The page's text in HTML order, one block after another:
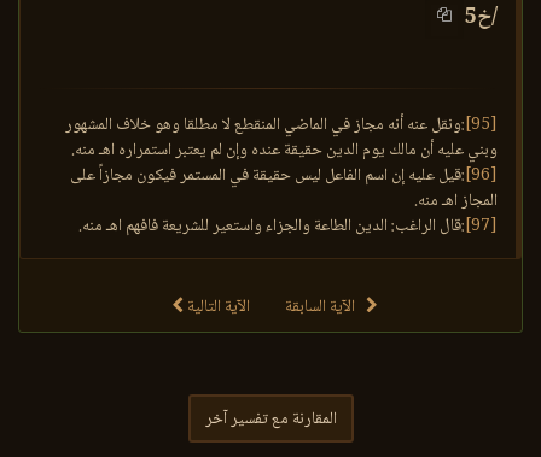
/خ5
[95]
:ونقل عنه أنه مجاز في الماضي المنقطع لا مطلقا وهو خلاف المشهور
وبني عليه أن مالك يوم الدين حقيقة عنده وإن لم يعتبر استمراره اهـ منه.
[96]
:قيل عليه إن اسم الفاعل ليس حقيقة في المستمر فيكون مجازاً على
المجاز اهـ منه.
[97]
:قال الراغب: الدين الطاعة والجزاء واستعير للشريعة فافهم اهـ منه.
الآية السابقة الآية التالية
المقارنة مع تفسير آخر